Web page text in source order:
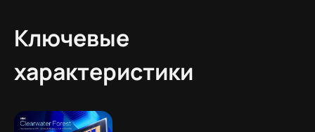
Ключевые
характеристики